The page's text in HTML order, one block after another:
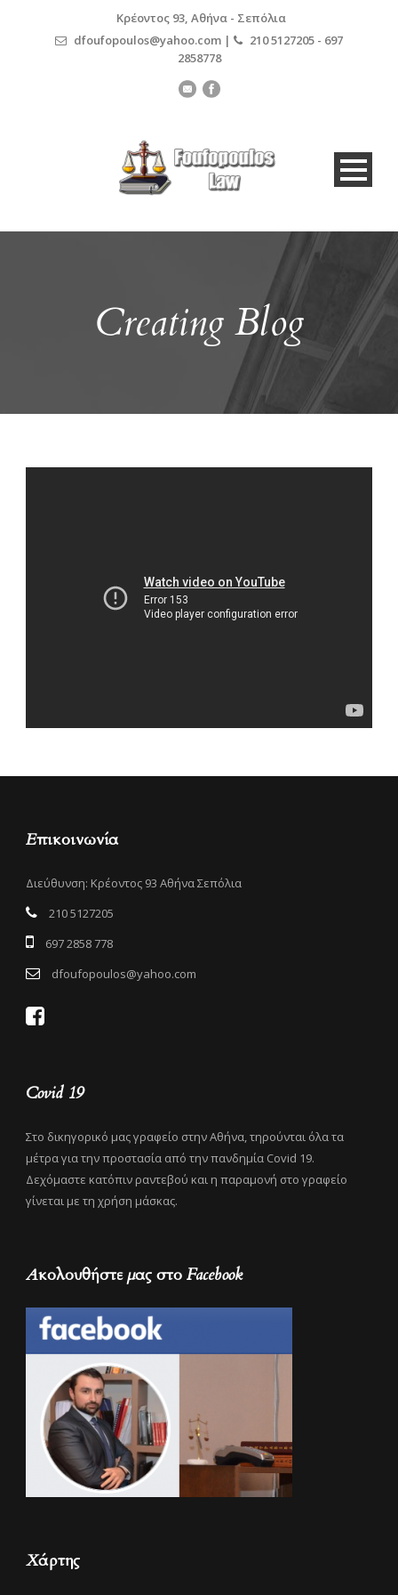
Κρέοντος 93, Αθήνα - Σεπόλια
dfoufopoulos@yahoo.com |
210 5127205 - 697
2858778
Creating Blog
Επικοινωνία
Διεύθυνση: Κρέοντος 93 Αθήνα Σεπόλια
210 5127205
697 2858 778
dfoufopoulos@yahoo.com
Covid 19
Στο δικηγορικό μας γραφείο στην Αθήνα, τηρούνται όλα τα
μέτρα για την προστασία από την πανδημία Covid 19.
Δεχόμαστε κατόπιν ραντεβού και η παραμονή στο γραφείο
γίνεται με τη χρήση μάσκας.
Ακολουθήστε μας στο Facebook
Χάρτης